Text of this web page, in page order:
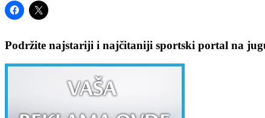
Podržite najstariji i najčitaniji sportski portal na